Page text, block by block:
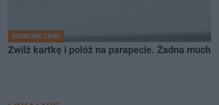
DOMOWE TRIKI
Zwilż kartkę i połóż na parapecie. Żadna